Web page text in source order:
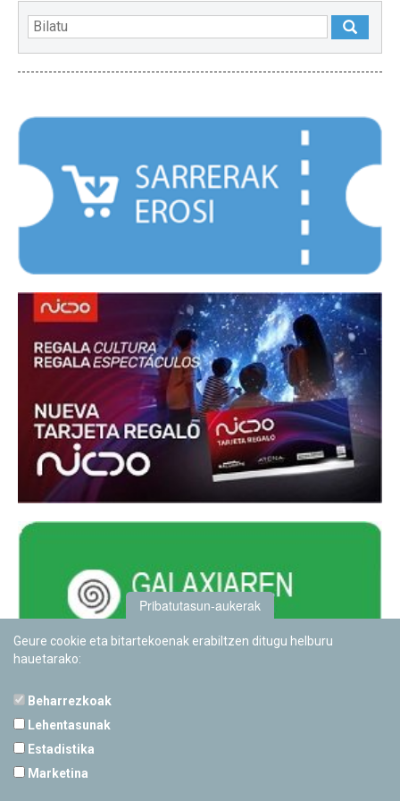
Pribatutasun-aukerak
Geure cookie eta bitartekoenak erabiltzen ditugu helburu
hauetarako:
Beharrezkoak
Lehentasunak
Estadistika
Marketina